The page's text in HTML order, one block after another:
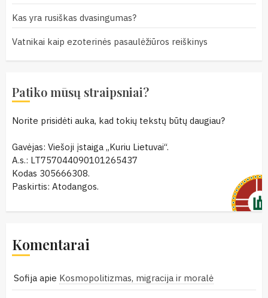
Kas yra rusiškas dvasingumas?
Vatnikai kaip ezoterinės pasaulėžiūros reiškinys
Patiko mūsų straipsniai?
Norite prisidėti auka, kad tokių tekstų būtų daugiau?
Gavėjas: Viešoji įstaiga „Kuriu Lietuvai“.
A.s.: LT757044090101265437
Kodas 305666308.
Paskirtis: Atodangos.
Komentarai
Sofija apie Kosmopolitizmas, migracija ir moralė